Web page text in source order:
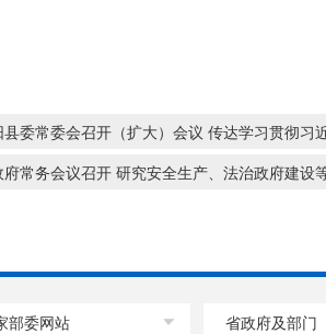
县委常委会召开（扩大）会议 传达学习贯彻习
府常务会议召开 研究安全生产、法治政府建设
部委网站 省政府及部门